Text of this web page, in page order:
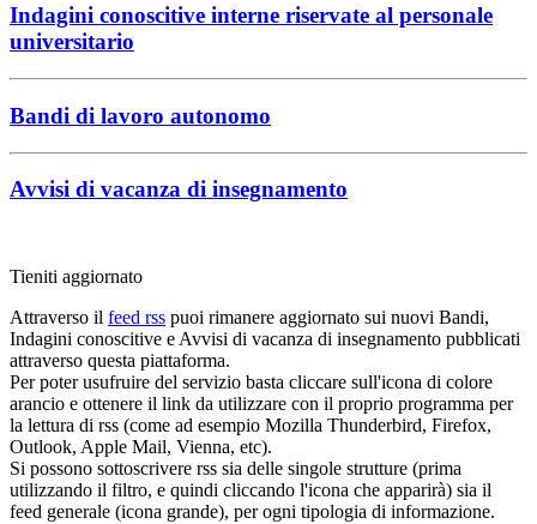
Indagini conoscitive interne riservate al personale
universitario
Bandi di lavoro autonomo
Avvisi di vacanza di insegnamento
Tieniti aggiornato
Attraverso il feed rss puoi rimanere aggiornato sui nuovi Bandi,
Indagini conoscitive e Avvisi di vacanza di insegnamento pubblicati
attraverso questa piattaforma.
Per poter usufruire del servizio basta cliccare sull'icona di colore
arancio e ottenere il link da utilizzare con il proprio programma per
la lettura di rss (come ad esempio Mozilla Thunderbird, Firefox,
Outlook, Apple Mail, Vienna, etc).
Si possono sottoscrivere rss sia delle singole strutture (prima
utilizzando il filtro, e quindi cliccando l'icona che apparirà) sia il
feed generale (icona grande), per ogni tipologia di informazione.